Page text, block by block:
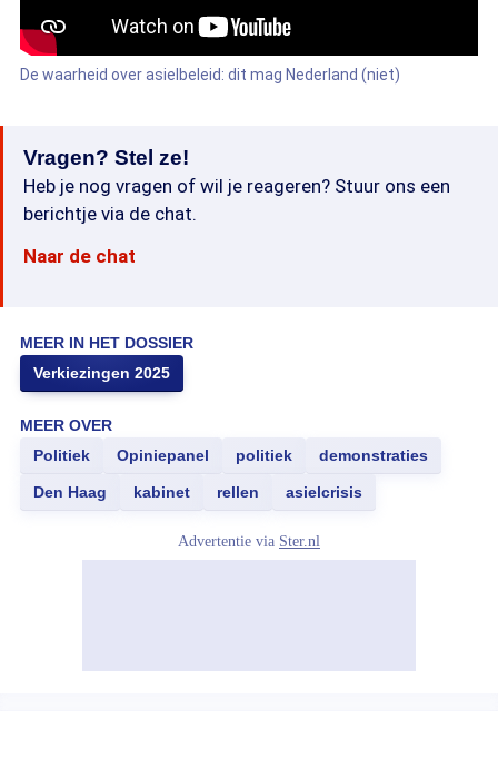
De waarheid over asielbeleid: dit mag Nederland (niet)
Vragen? Stel ze!
Heb je nog vragen of wil je reageren? Stuur ons een
berichtje via de chat.
Naar de chat
MEER IN HET DOSSIER
Verkiezingen 2025
MEER OVER
Politiek
Opiniepanel politiek demonstraties
Den Haag kabinet rellen asielcrisis
Advertentie via Ster.nl